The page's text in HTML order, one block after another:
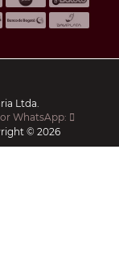
Ltda.
WhatsApp:
© 2026